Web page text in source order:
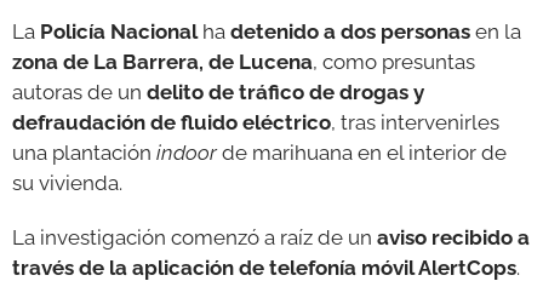
La Policía Nacional ha detenido a dos personas en la
zona de La Barrera, de Lucena, como presuntas
autoras de un delito de tráfico de drogas y
defraudación de fluido eléctrico, tras intervenirles
una plantación indoorde marihuana en el interior de
su vivienda.
La investigación comenzó a raíz de un aviso recibido a
través de la aplicación de telefonía móvil AlertCops.